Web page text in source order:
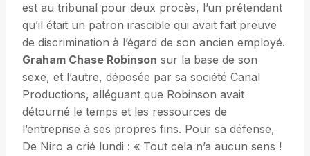
est au tribunal pour deux procès, l’un prétendant
qu’il était un patron irascible qui avait fait preuve
de discrimination à l’égard de son ancien employé.
Graham Chase Robinson sur la base de son
sexe, et l’autre, déposée par sa société Canal
Productions, alléguant que Robinson avait
détourné le temps et les ressources de
l’entreprise à ses propres fins. Pour sa défense,
De Niro a crié lundi : « Tout cela n’a aucun sens !